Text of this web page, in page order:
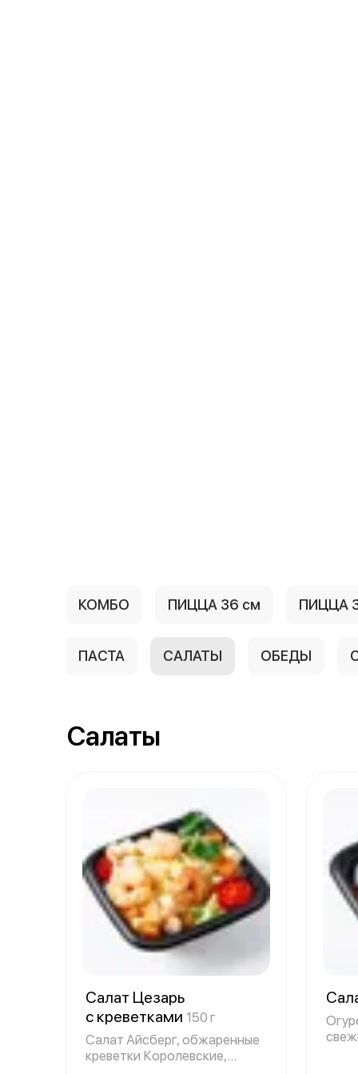
КОМБО ПИЦЦА 36 см ПИЦЦА
ПАСТА САЛАТЫ ОБЕДЫ
Салаты
Салат Цезарь
с креветками 150 г
Салат Айсберг, обжаренные
креветки Королевские,